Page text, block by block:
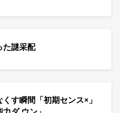
た謎采配
す瞬間「初期センス×」